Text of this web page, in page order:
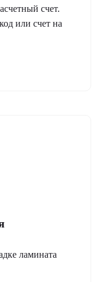
счет.
или счет на
ламината